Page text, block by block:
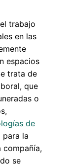
trabajo
en las
espacios
trata de
que
o
de
para la
compañía,
se